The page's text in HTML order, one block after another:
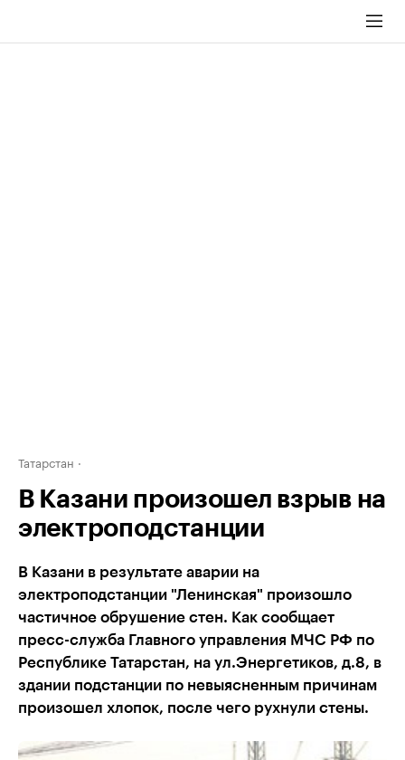
Татарстан
В Казани произошел взрыв на
электроподстанции
В Казани в результате аварии на
электроподстанции "Ленинская" произошло
частичное обрушение стен. Как сообщает
пресс-служба Главного управления МЧС РФ по
Республике Татарстан, на ул.Энергетиков, д.8, в
здании подстанции по невыясненным причинам
произошел хлопок, после чего рухнули стены.